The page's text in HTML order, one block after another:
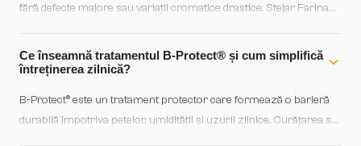
fără defecte majore sau variații cromatice drastice. Stejar Farina
ideal pentru interioare minimaliste sau clasice unde consistența
vizuală este prioritară. Aceasta asigură o estetică curată, fără
Ce înseamnă tratamentul B-Protect® și cum simplifică
întreținerea zilnică?
B-Protect® este un tratament protector care formează o barieră
durabilă împotriva petelor, umidității și uzurii zilnice. Curățarea se